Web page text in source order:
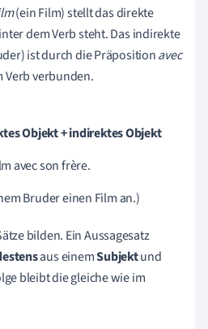
(ein Film) stellt das direkte
dem Verb steht. Das indirekte
ist durch die Präpositionavec
verbunden.
Objekt + indirektes Objekt
avec son frère.
Bruder einen Film an.)
bilden. Ein Aussagesatz
aus einemSubjektund
bleibt die gleiche wie im